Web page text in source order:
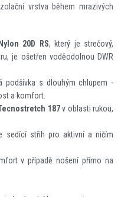
vrstva během mrazivých
Nylon 20D RS, který je strečový,
je ošetřen voděodolnou DWR
podšívka s dlouhým chlupem -
a komfort.
187v oblasti rukou,
sedící střih pro aktivní a ničím
v případě nošení přímo na